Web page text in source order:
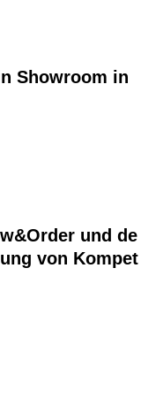
Showroom in
und de
von Kompet